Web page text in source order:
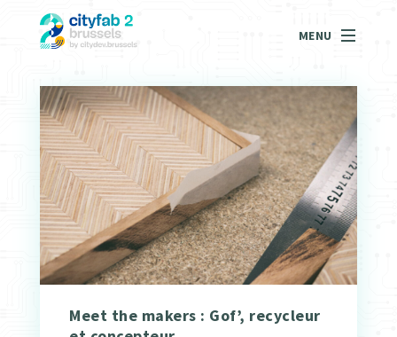
MENU
Meet the makers : Gof’, recycleur